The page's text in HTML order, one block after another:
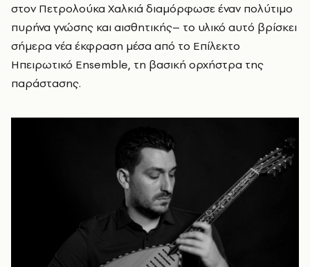
στον Πετρολούκα Χαλκιά διαμόρφωσε έναν πολύτιμο
πυρήνα γνώσης και αισθητικής– το υλικό αυτό βρίσκει
σήμερα νέα έκφραση μέσα από το Επίλεκτο
Ηπειρωτικό Ensemble, τη βασική ορχήστρα της
παράστασης.